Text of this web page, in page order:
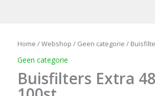
Home /Webshop / Geen categorie /
Geen categorie
Buisfilters Extra